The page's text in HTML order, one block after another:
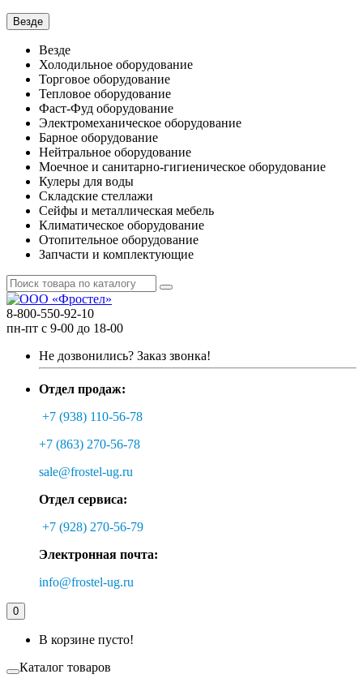
Везде
Везде
Холодильное оборудование
Торговое оборудование
Тепловое оборудование
Фаст-Фуд оборудование
Электромеханическое оборудование
Барное оборудование
Нейтральное оборудование
Моечное и санитарно-гигиеническое оборудование
Кулеры для воды
Складские стеллажи
Сейфы и металлическая мебель
Климатическое оборудование
Отопительное оборудование
Запчасти и комплектующие
8-800-550-92-10
пн-пт с 9-00 до 18-00
Не дозвонились? Заказ звонка!
Отдел продаж:
+7 (938) 110-56-78
+7 (863) 270-56-78
sale@frostel-ug.ru
Отдел сервиса:
+7 (928) 270-56-79
Электронная почта:
info@frostel-ug.ru
0
В корзине пусто!
Каталог товаров